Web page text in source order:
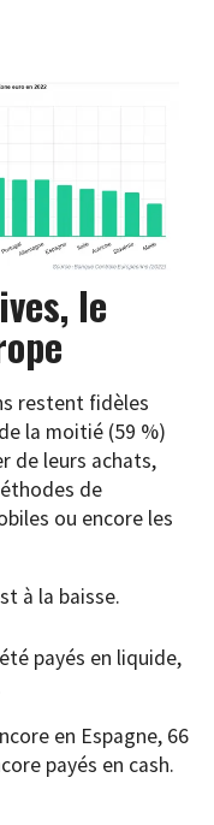
le
restent fidèles
la moitié (59 %)
de leurs achats,
de
ou encore les
à la baisse.
payés en liquide,
en Espagne, 66
payés en cash.